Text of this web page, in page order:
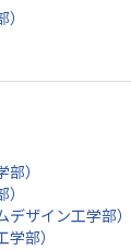
）
ザイン工学部）
部）